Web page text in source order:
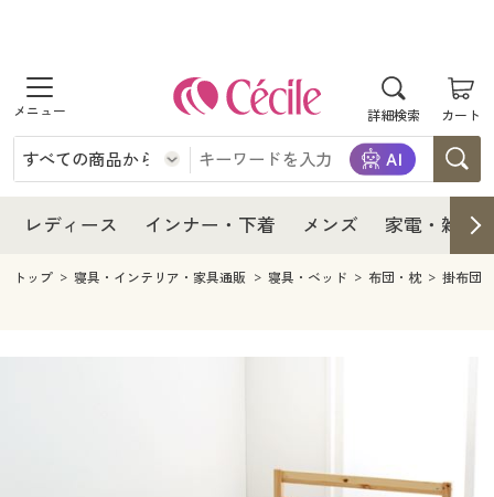
詳細検索 カート
商品を探す
レディース
レディースファッション
インナー・下着
インナー・下着通販すべて
メンズ
レディース インナー・下着 メンズ 家電・雑貨
レディース
レディース通販すべて
レディースファッション
インナー・下着
インナー・下着通販すべて
メンズ
トップ 寝具・インテリア・家具通販 寝具・ベッド 布団・枕 掛布団